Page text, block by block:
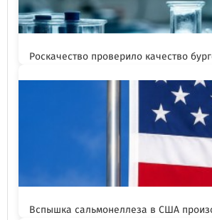
Роскачество проверило качество
Вспышка сальмонеллеза в США